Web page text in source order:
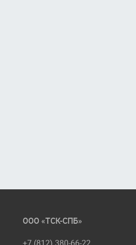
ООО «ТСК-СПБ»